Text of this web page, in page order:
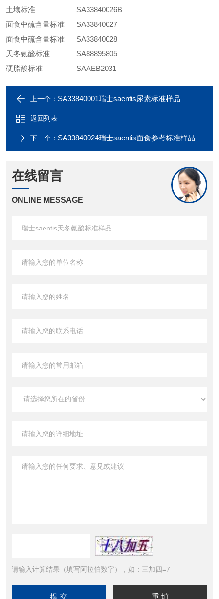
土壤标准
SA33840026B
面食中硫含量标准
SA33840027
面食中硫含量标准
SA33840028
天冬氨酸标准
SA88895805
硬脂酸标准
SAAEB2031
上一个： SA33840001瑞士saentis尿素标准样品
返回列表
下一个： SA33840024瑞士saentis面食参考标准样品
在线留言
ONLINE MESSAGE
请输入计算结果（填写阿拉伯数字），如：三加四=7